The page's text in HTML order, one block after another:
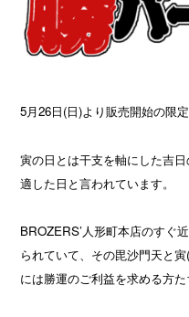
5月26日(日)より販売開始の限
寅の日とは干支を軸にした吉
適した日と言われています。
BROZERS’人形町本店のすぐ
られていて、その毘沙門天と
には勝運のご利益を求める方た